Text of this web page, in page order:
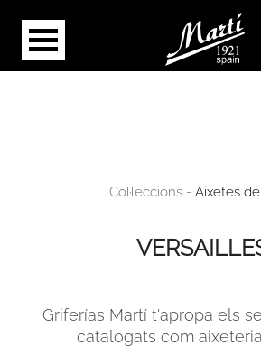
Col·leccions - Aixetes
Griferías Martí t'apropa els
catalogats com